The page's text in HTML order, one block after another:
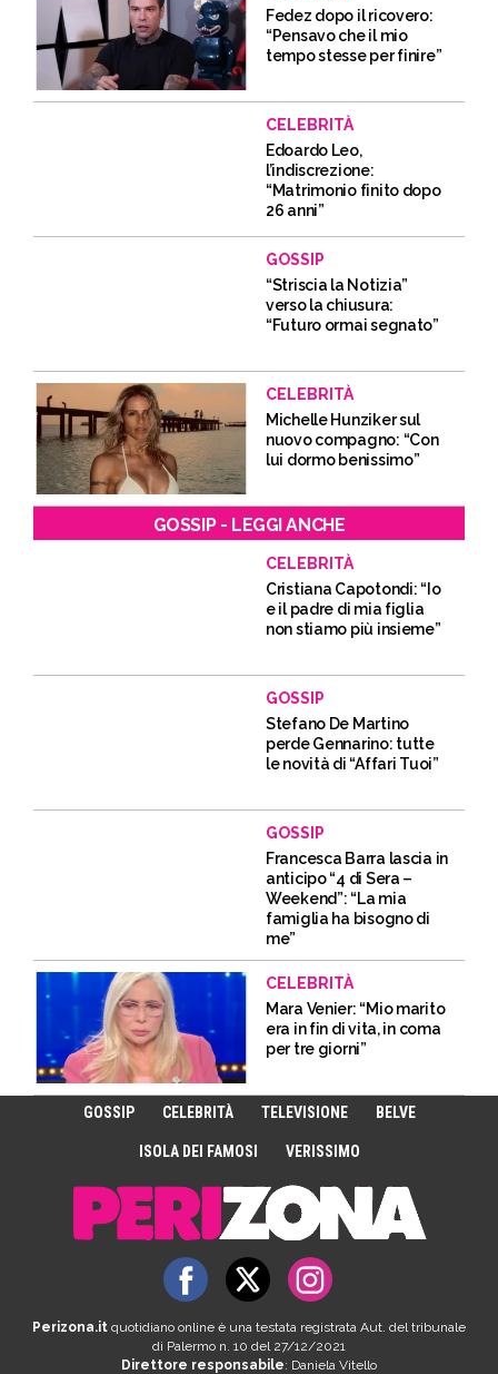
Fedez dopo il ricovero:
“Pensavo che il mio
tempo stesse per finire”
CELEBRITÀ
Edoardo Leo,
l’indiscrezione:
“Matrimonio finito dopo
26 anni”
GOSSIP
“Striscia la Notizia”
verso la chiusura:
“Futuro ormai segnato”
CELEBRITÀ
Michelle Hunziker sul
nuovo compagno: “Con
lui dormo benissimo”
GOSSIP - LEGGI ANCHE
CELEBRITÀ
Cristiana Capotondi: “Io
e il padre di mia figlia
non stiamo più insieme”
GOSSIP
Stefano De Martino
perde Gennarino: tutte
le novità di “Affari Tuoi”
GOSSIP
Francesca Barra lascia in
anticipo “4 di Sera –
Weekend”: “La mia
famiglia ha bisogno di
me”
CELEBRITÀ
Mara Venier: “Mio marito
era in fin di vita, in coma
per tre giorni”
GOSSIP CELEBRITÀ TELEVISIONE BELVE
ISOLA DEI FAMOSI VERISSIMO
Perizona.it quotidiano online è una testata registrata Aut. del tribunale
di Palermo n. 10 del 27/12/2021
Direttore responsabile: Daniela Vitello